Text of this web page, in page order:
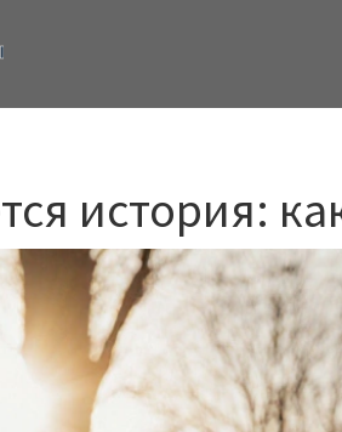
история: